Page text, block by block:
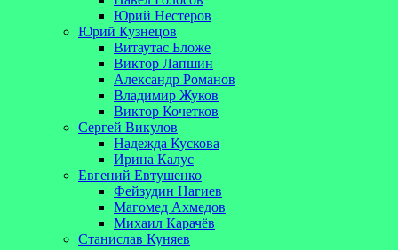
Юрий Нестеров
Юрий Кузнецов
Витаутас Бложе
Виктор Лапшин
Александр Романов
Владимир Жуков
Виктор Кочетков
Сергей Викулов
Надежда Кускова
Ирина Калус
Евгений Евтушенко
Фейзудин Нагиев
Магомед Ахмедов
Михаил Карачёв
Станислав Куняев